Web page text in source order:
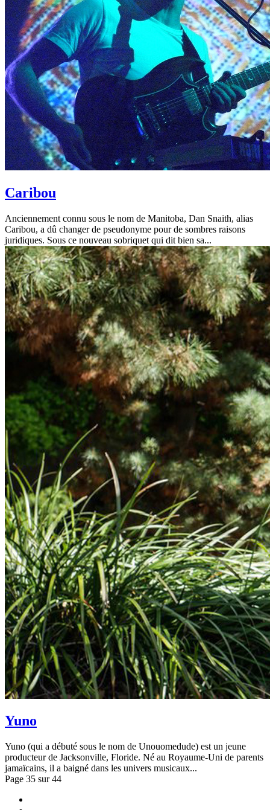
Caribou
Anciennement connu sous le nom de Manitoba, Dan Snaith, alias
Caribou, a dû changer de pseudonyme pour de sombres raisons
juridiques. Sous ce nouveau sobriquet qui dit bien sa...
Yuno
Yuno (qui a débuté sous le nom de Unouomedude) est un jeune
producteur de Jacksonville, Floride. Né au Royaume-Uni de parents
jamaïcains, il a baigné dans les univers musicaux...
Page 35 sur 44